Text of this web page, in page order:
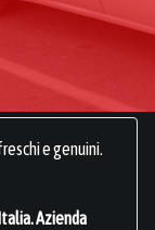
e genuini.
Azienda